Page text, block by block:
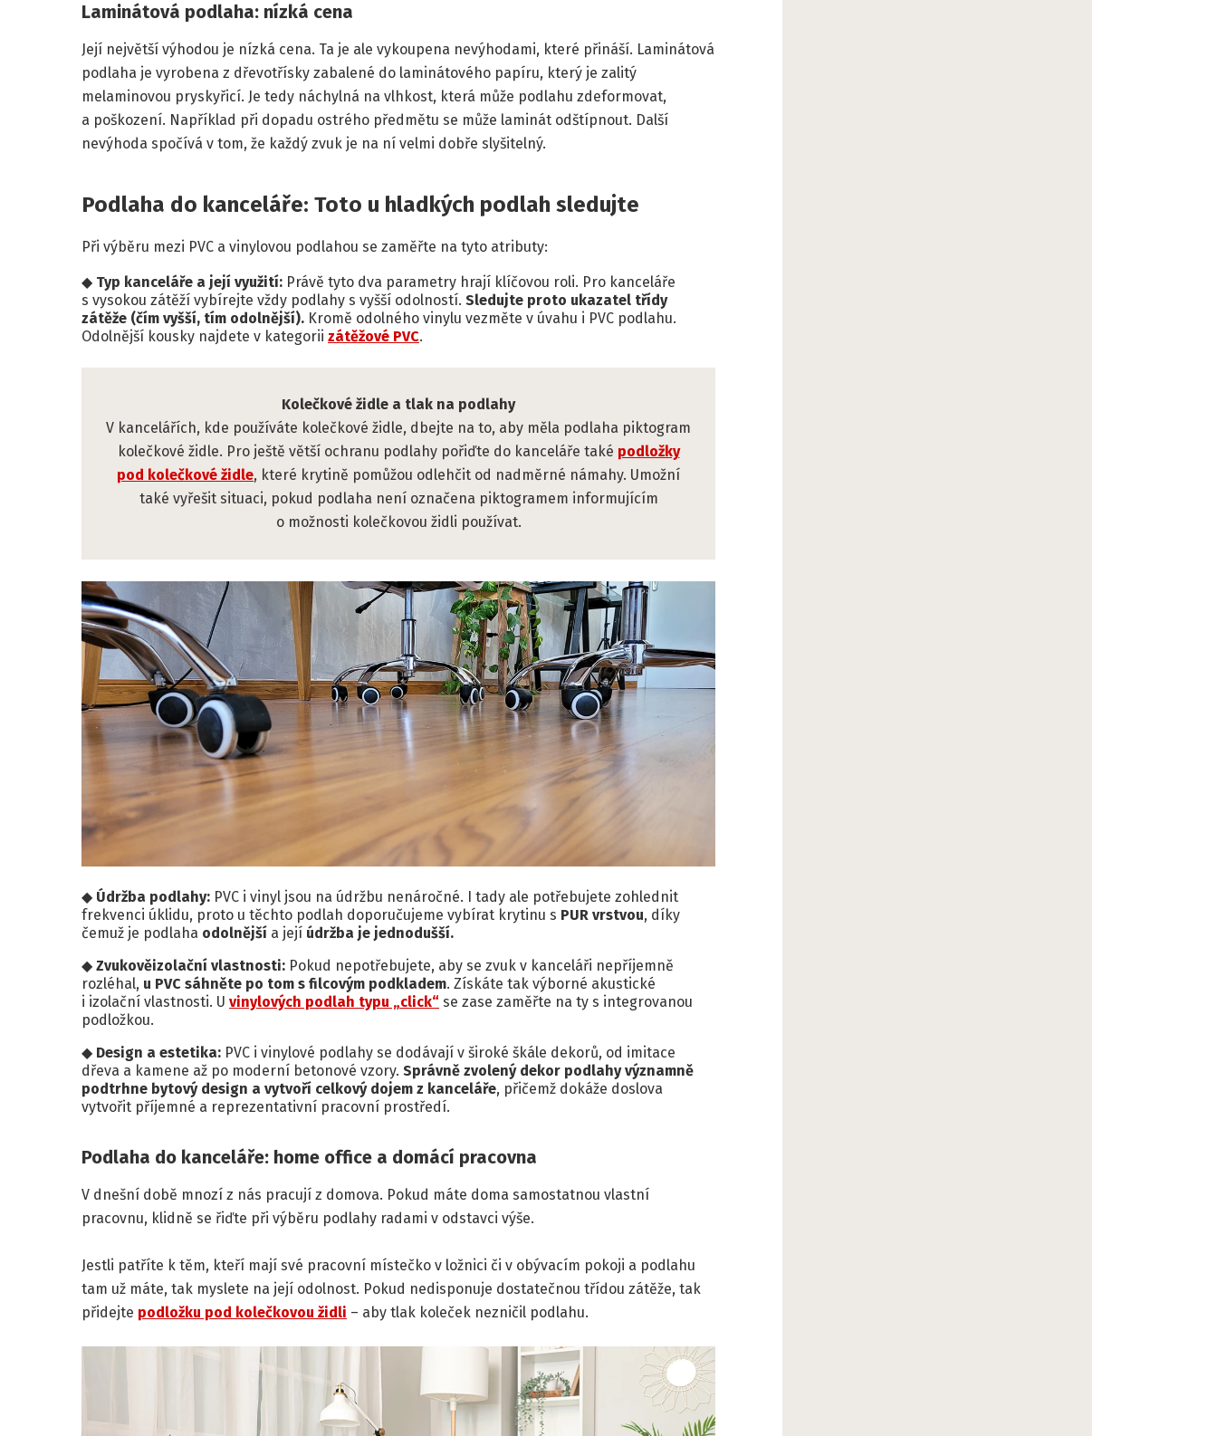
Laminátová podlaha: nízká cena
Její největší výhodou je nízká cena. Ta je ale vykoupena nevýhodami, které přináší. Laminátová
podlaha je vyrobena z dřevotřísky zabalené do laminátového papíru, který je zalitý
melaminovou pryskyřicí. Je tedy náchylná na vlhkost, která může podlahu zdeformovat,
a poškození. Například při dopadu ostrého předmětu se může laminát odštípnout. Další
nevýhoda spočívá v tom, že každý zvuk je na ní velmi dobře slyšitelný.
Podlaha do kanceláře: Toto u hladkých podlah sledujte
Při výběru mezi PVC a vinylovou podlahou se zaměřte na tyto atributy:
Typ kanceláře a její využití: Právě tyto dva parametry hrají klíčovou roli. Pro kanceláře
s vysokou zátěží vybírejte vždy podlahy s vyšší odolností. Sledujte proto ukazatel třídy
zátěže (čím vyšší, tím odolnější). Kromě odolného vinylu vezměte v úvahu i PVC podlahu.
Odolnější kousky najdete v kategorii zátěžové PVC.
Kolečkové židle a tlak na podlahy
V kancelářích, kde používáte kolečkové židle, dbejte na to, aby měla podlaha piktogram
kolečkové židle. Pro ještě větší ochranu podlahy pořiďte do kanceláře také podložky
pod kolečkové židle, které krytině pomůžou odlehčit od nadměrné námahy. Umožní
také vyřešit situaci, pokud podlaha není označena piktogramem informujícím
o možnosti kolečkovou židli používat.
Údržba podlahy: PVC i vinyl jsou na údržbu nenáročné. I tady ale potřebujete zohlednit
frekvenci úklidu, proto u těchto podlah doporučujeme vybírat krytinu s PUR vrstvou, díky
čemuž je podlaha odolnější a její údržba je jednodušší.
Zvukověizolační vlastnosti: Pokud nepotřebujete, aby se zvuk v kanceláři nepříjemně
rozléhal, u PVC sáhněte po tom s filcovým podkladem. Získáte tak výborné akustické
i izolační vlastnosti. U vinylových podlah typu „click“ se zase zaměřte na ty s integrovanou
podložkou.
Design a estetika: PVC i vinylové podlahy se dodávají v široké škále dekorů, od imitace
dřeva a kamene až po moderní betonové vzory. Správně zvolený dekor podlahy významně
podtrhne bytový design a vytvoří celkový dojem z kanceláře, přičemž dokáže doslova
vytvořit příjemné a reprezentativní pracovní prostředí.
Podlaha do kanceláře: home office a domácí pracovna
V dnešní době mnozí z nás pracují z domova. Pokud máte doma samostatnou vlastní
pracovnu, klidně se řiďte při výběru podlahy radami v odstavci výše.
Jestli patříte k těm, kteří mají své pracovní místečko v ložnici či v obývacím pokoji a podlahu
tam už máte, tak myslete na její odolnost. Pokud nedisponuje dostatečnou třídou zátěže, tak
přidejte podložku pod kolečkovou židli – aby tlak koleček nezničil podlahu.